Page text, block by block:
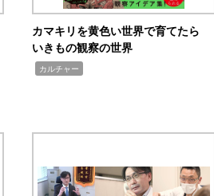
カマキリを黄色い世界で育てたら
いきもの観察の世界
カルチャー